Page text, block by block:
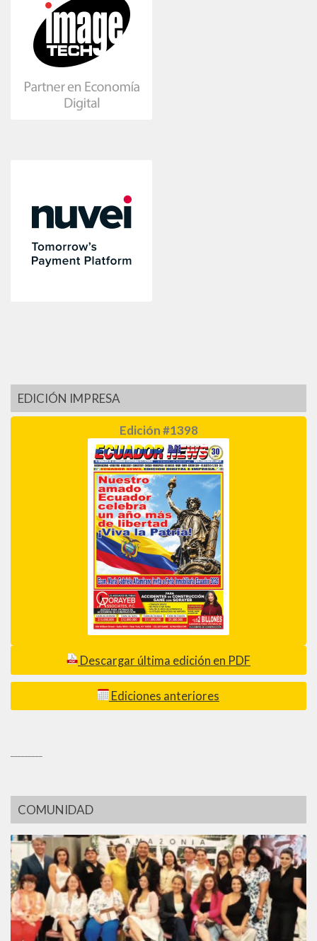
EDICIÓN IMPRESA
Edición #1398
Descargar última edición en PDF
Ediciones anteriores
COMUNIDAD